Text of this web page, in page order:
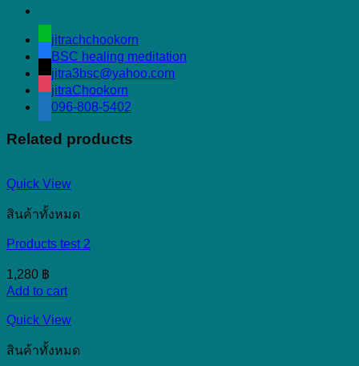
jitrachchookorn
BSC healing meditation
jitra3bsc@yahoo.com
jitraChookorn
096-808-5402
Related products
Quick View
สินค้าทั้งหมด
Products test 2
1,280 ฿
Add to cart
Quick View
สินค้าทั้งหมด